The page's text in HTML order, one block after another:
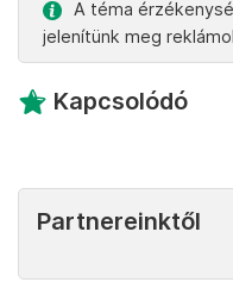
A téma
jelenítünk meg
Kapcsolódó
Partnereinktől